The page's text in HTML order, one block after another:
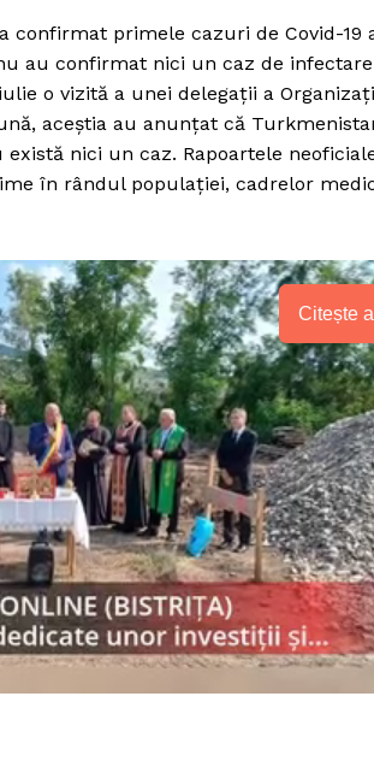
HOUSE
Rețea
Contact
confirmat primele cazuri de Covid-
au confirmat nici un caz de infectare
o vizită a unei delegații a
aceștia au anunțat că
nici un caz. Rapoartele
în rândul populației, cadrelor
Citește